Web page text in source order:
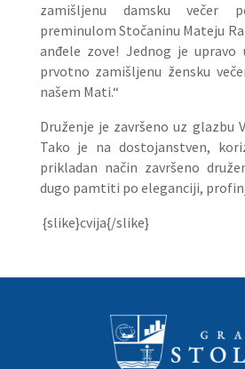
zamišljenu damsku večer
preminulom Stočaninu Mateju
anđele zove! Jednog je upravo
prvotno zamišljenu žensku
našem Mati.“
Druženje je završeno uz glazbu
Tako je na dostojanstven,
prikladan način završeno
dugo pamtiti po eleganciji,
{slike}cvija{/slike}